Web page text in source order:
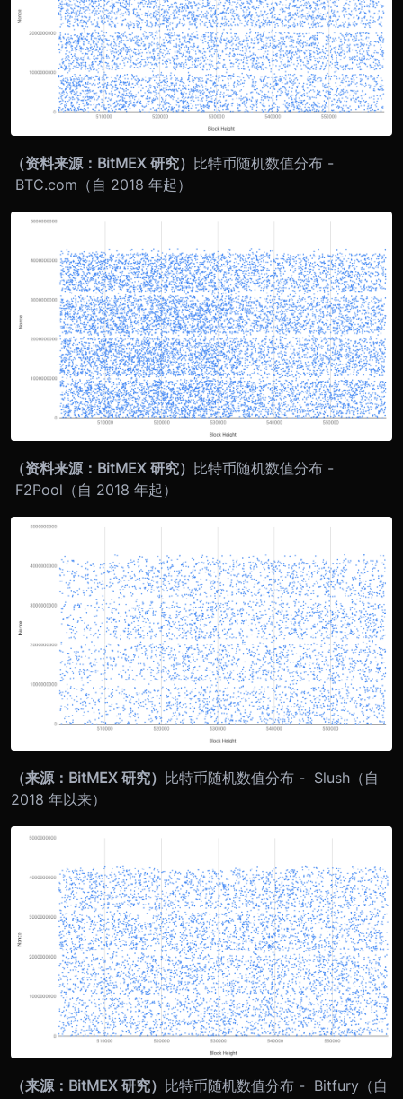
（资料来源：BitMEX 研究） 比特币随机数值分布 -
BTC.com（自 2018 年起）
（资料来源：BitMEX 研究） 比特币随机数值分布 -
F2Pool（自 2018 年起）
（来源：BitMEX 研究） 比特币随机数值分布 - Slush（自
2018 年以来）
（来源：BitMEX 研究） 比特币随机数值分布 - Bitfury（自